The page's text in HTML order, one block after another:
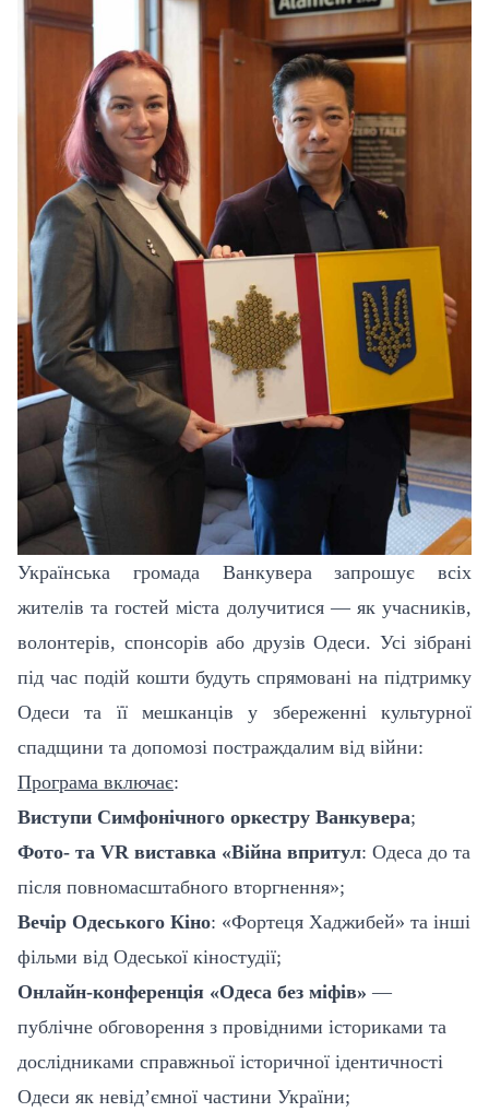
Українська громада Ванкувера запрошує всіх
жителів та гостей міста долучитися — як учасників,
волонтерів, спонсорів або друзів Одеси. Усі зібрані
під час подій кошти будуть спрямовані на підтримку
Одеси та її мешканців у збереженні культурної
спадщини та допомозі постраждалим від війни:
Програма включає:
Виступи Симфонічного оркестру Ванкувера;
Фото- та VR виставка «Війна впритул: Одеса до та
після повномасштабного вторгнення»;
Вечір Одеського Кіно: «Фортеця Хаджибей» та інші
фільми від Одеської кіностудії;
Онлайн-конференція «Одеса без міфів» —
публічне обговорення з провідними істориками та
дослідниками справжньої історичної ідентичності
Одеси як невід’ємної частини України;